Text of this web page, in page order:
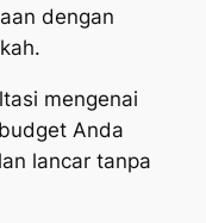
dengan
mengenai
Anda
lancar tanpa